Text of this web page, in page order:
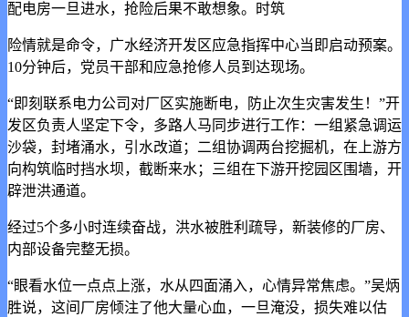
配电房一旦进水，抢险后果不敢想象。时筑
险情就是命令，广水经济开发区应急指挥中心当即启动预案。
10分钟后，党员干部和应急抢修人员到达现场。
“即刻联系电力公司对厂区实施断电，防止次生灾害发生！”开
发区负责人坚定下令，多路人马同步进行工作：一组紧急调运
沙袋，封堵涌水，引水改道；二组协调两台挖掘机，在上游方
向构筑临时挡水坝，截断来水；三组在下游开挖园区围墙，开
辟泄洪通道。
经过5个多小时连续奋战，洪水被胜利疏导，新装修的厂房、
内部设备完整无损。
“眼看水位一点点上涨，水从四面涌入，心情异常焦虑。”吴炳
胜说，这间厂房倾注了他大量心血，一旦淹没，损失难以估